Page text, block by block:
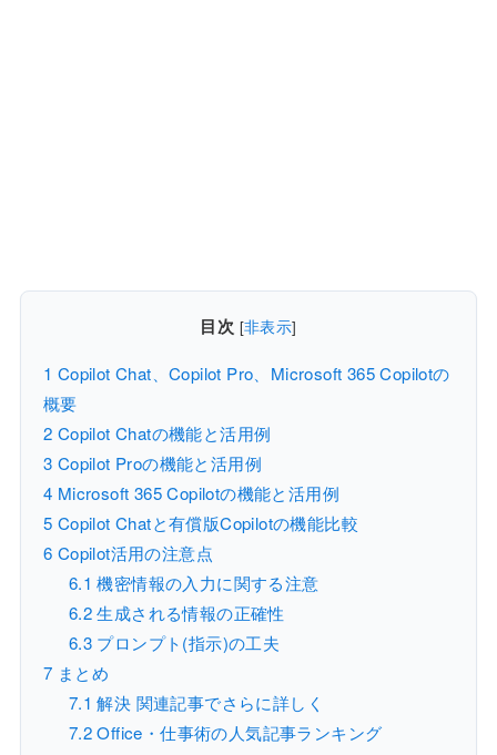
目次 [非表示]
1 Copilot Chat、Copilot Pro、Microsoft 365 Copilotの
概要
2 Copilot Chatの機能と活用例
3 Copilot Proの機能と活用例
4 Microsoft 365 Copilotの機能と活用例
5 Copilot Chatと有償版Copilotの機能比較
6 Copilot活用の注意点
6.1 機密情報の入力に関する注意
6.2生成される情報の正確性
6.3プロンプト(指示)の工夫
7 まとめ
7.1 解決 関連記事でさらに詳しく
7.2Office・仕事術の人気記事ランキング